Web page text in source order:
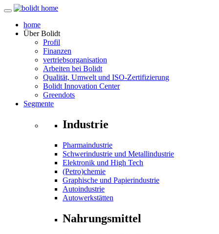
home
ÜberBolidt
Profil
Finanzen
vertriebsorganisation
Arbeiten bei Bolidt
Qualität, Umwelt und ISO-Zertifizierung
Bolidt Innovation Center
Greendots
Segmente
Industrie
Pharmaindustrie
Schwerindustrie und Metallindustrie
Elektronik und High Tech
(Petro)chemie
Graphische und Papierindustrie
Autoindustrie
Autowerkstätten
Nahrungsmittel